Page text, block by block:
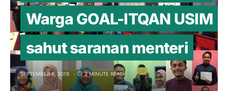
Warga GOAL-ITQAN USIM
sahut saranan menteri
SEPTEMBER 6, 2019 2 MINUTE READ